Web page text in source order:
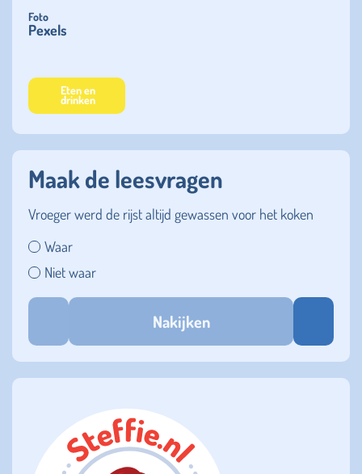
Foto
Pexels
Eten en
drinken
Maak de leesvragen
Vroeger werd de rijst altijd gewassen voor het koken
Waar
Niet waar
Nakijken